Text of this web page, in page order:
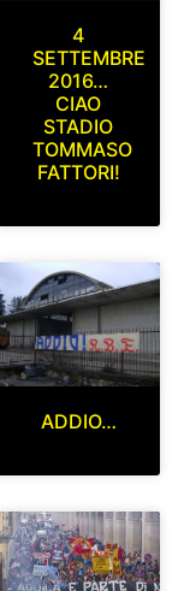
4
SETTEMBRE
2016…
CIAO
STADIO
TOMMASO
FATTORI!
ADDIO…